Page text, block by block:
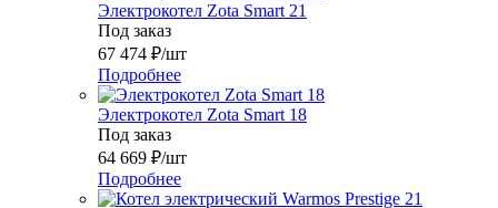
Электрокотел Zota Smart 21
Под заказ
67 474 ₽/шт
Подробнее
Электрокотел Zota Smart 18
Под заказ
64 669 ₽/шт
Подробнее